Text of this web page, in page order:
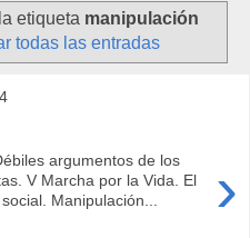
etiqueta manipulación
todas las entradas
›
argumentos de los
V Marcha por la Vida. El
Manipulación...